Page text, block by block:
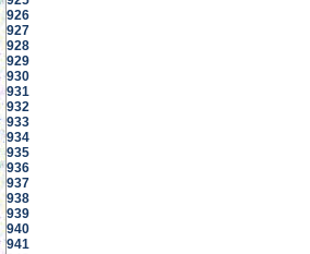
926
927
928
929
930
931
932
933
934
935
936
937
938
939
940
941